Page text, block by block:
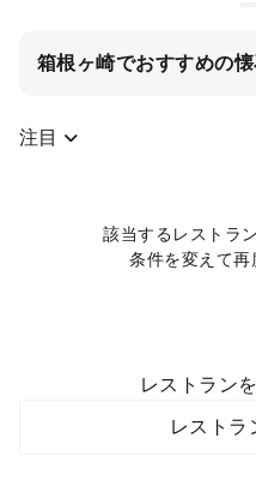
箱根ヶ崎でおすすめの
注目
該当するレストラ
条件を変えて再
レストラン
レストラ